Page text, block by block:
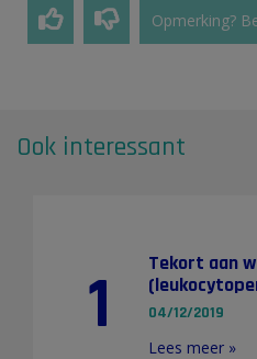
Opmerking?
Ook interessant
1
Tekort aan
04/12/2019
Lees meer »